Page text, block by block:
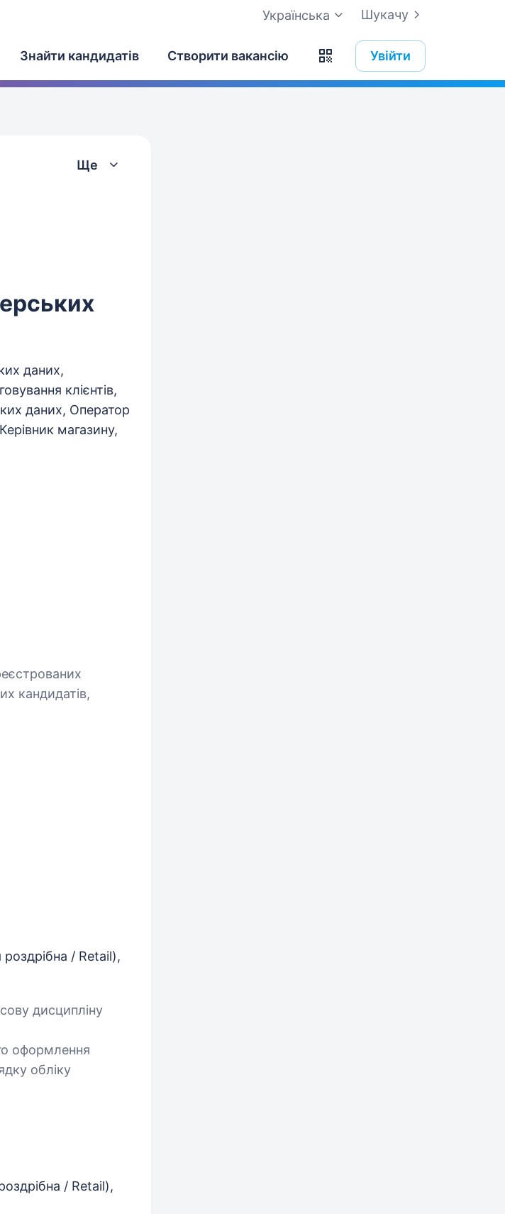
Шукачу
Українська
Знайти кандидатів Створити вакансію Увійти
Ще
даних,
клієнтів,
даних, Оператор
магазину,
кандидатів,
/ Retail),
дисципліну
оформлення
обліку
/ Retail),